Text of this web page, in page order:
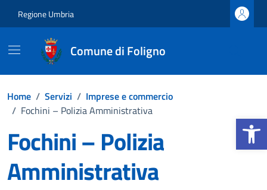
Apri la
Regione Umbria
Comune di Foligno
Home / Servizi / Imprese e commercio
/ Fochini – Polizia Amministrativa
Fochini – Polizia
Amministrativa